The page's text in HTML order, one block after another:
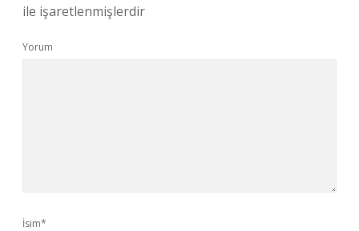
ile işaretlenmişlerdir
Yorum
İsim*